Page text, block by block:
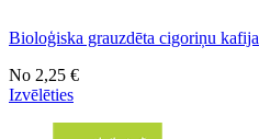
Bioloģiska grauzdēta cigoriņu kafija
No 2,25 €
Izvēlēties